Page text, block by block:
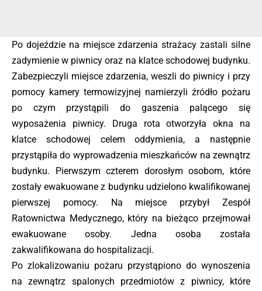
Po dojeździe na miejsce zdarzenia strażacy zastali silne
zadymienie w piwnicy oraz na klatce schodowej budynku.
Zabezpieczyli miejsce zdarzenia, weszli do piwnicy i przy
pomocy kamery termowizyjnej namierzyli źródło pożaru
po czym przystąpili do gaszenia palącego się
wyposażenia piwnicy. Druga rota otworzyła okna na
klatce schodowej celem oddymienia, a następnie
przystąpiła do wyprowadzenia mieszkańców na zewnątrz
budynku. Pierwszym czterem dorosłym osobom, które
zostały ewakuowane z budynku udzielono kwalifikowanej
pierwszej pomocy. Na miejsce przybył Zespół
Ratownictwa Medycznego, który na bieżąco przejmował
ewakuowane osoby. Jedna osoba została
zakwalifikowana do hospitalizacji.
Po zlokalizowaniu pożaru przystąpiono do wynoszenia
na zewnątrz spalonych przedmiotów z piwnicy, które